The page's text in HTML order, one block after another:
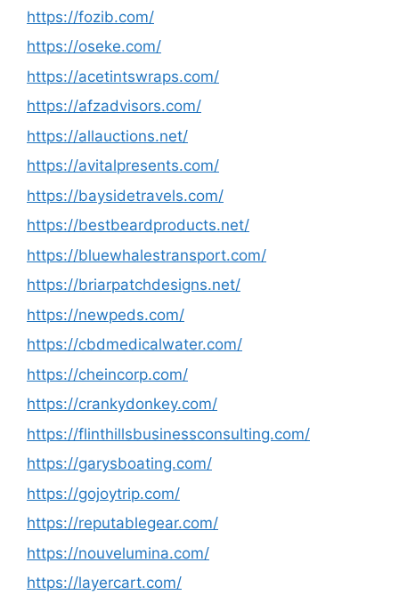
https://fozib.com/
https://oseke.com/
https://acetintswraps.com/
https://afzadvisors.com/
https://allauctions.net/
https://avitalpresents.com/
https://baysidetravels.com/
https://bestbeardproducts.net/
https://bluewhalestransport.com/
https://briarpatchdesigns.net/
https://newpeds.com/
https://cbdmedicalwater.com/
https://cheincorp.com/
https://crankydonkey.com/
https://flinthillsbusinessconsulting.com/
https://garysboating.com/
https://gojoytrip.com/
https://reputablegear.com/
https://nouvelumina.com/
https://layercart.com/